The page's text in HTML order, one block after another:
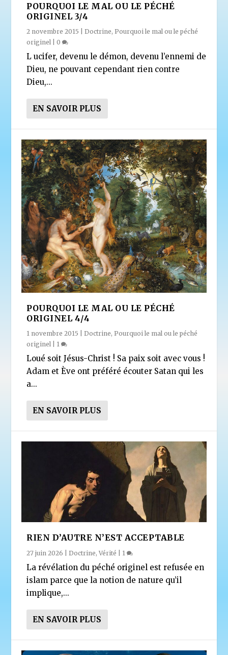
POURQUOI LE MAL OU LE PÉCHÉ
ORIGINEL 3/4
2 novembre 2015 Doctrine, Pourquoi le mal ou le péché
originel
|0
L ucifer, devenu le démon, devenu l’ennemi de
Dieu, ne pouvant cependant rien contre
Dieu,...
EN SAVOIR PLUS
POURQUOI LE MAL OU LE PÉCHÉ
ORIGINEL 4/4
1 novembre 2015 |Doctrine, Pourquoi le mal ou le péché
originel
1
Loué soit Jésus-Christ ! Sa paix soit avec vous !
Adam et Ève ont préféré écouter Satan qui les
a...
EN SAVOIR PLUS
RIEN D’AUTRE N’EST ACCEPTABLE
27 juin 2026 Doctrine,Vérité 1
La révélation du péché originel est refusée en
islam parce que la notion de nature qu’il
implique,...
EN SAVOIR PLUS